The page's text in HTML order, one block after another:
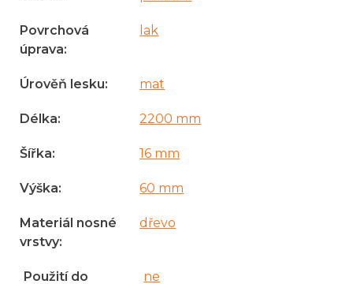
Povrchová
úprava:
lak
Úrověň lesku: mat
Délka: 2200 mm
Šířka: 16 mm
Výška: 60 mm
Materiál nosné
vrstvy:
dřevo
Použití do
ne